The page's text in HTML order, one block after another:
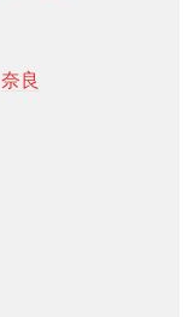
奈良